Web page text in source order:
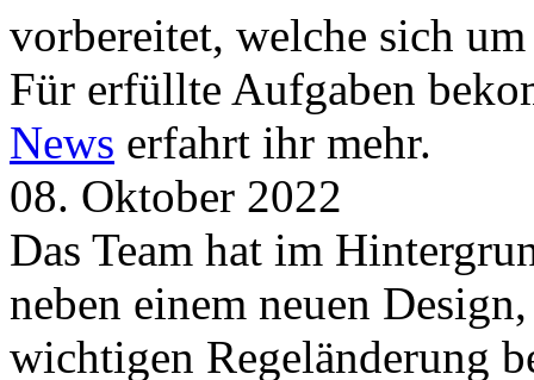
vorbereitet, welche sich
Für erfüllte Aufgaben
News erfahrt ihr mehr.
08. Oktober 2022
Das Team hat im
neben einem neuen
wichtigen Regeländerung